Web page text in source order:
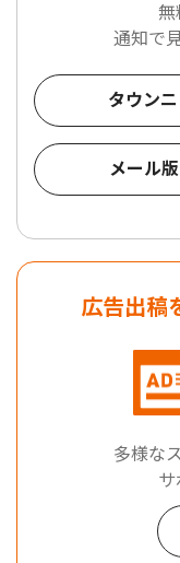
無
通知で
タウン
メール
広告出稿
多様な
サ